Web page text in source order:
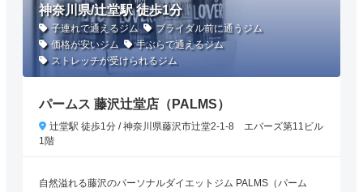
神奈川県/辻堂駅 徒歩1分
子連れで通えるジム
ブライダル前に通うジム
価格が安いジム
手ぶらで通えるジム
ストレッチが受けられるジム
パームス 藤沢辻堂店（PALMS）
辻堂駅 徒歩1分 / 神奈川県藤沢市辻堂2-1-8 エバーズ第11ビル
1階
自然溢れる藤沢のパーソナルダイエットジム PALMS（パーム